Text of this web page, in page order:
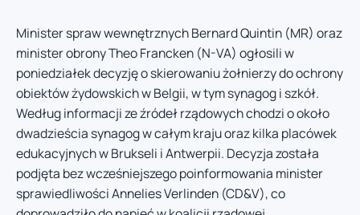
Minister spraw wewnętrznych Bernard Quintin (MR) oraz
minister obrony Theo Francken (N-VA) ogłosili w
poniedziałek decyzję o skierowaniu żołnierzy do ochrony
obiektów żydowskich w Belgii, w tym synagog i szkół.
Według informacji ze źródeł rządowych chodzi o około
dwadzieścia synagog w całym kraju oraz kilka placówek
edukacyjnych w Brukseli i Antwerpii. Decyzja została
podjęta bez wcześniejszego poinformowania minister
sprawiedliwości Annelies Verlinden (CD&V), co